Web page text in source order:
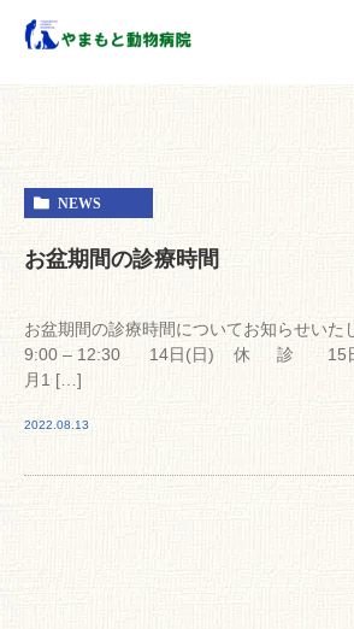
NEWS
お盆期間の診療時間
お盆期間の診療時間についてお知らせいた
9:00 – 12:30 14日(日) 休 診 15日(
月1 […]
2022.08.13